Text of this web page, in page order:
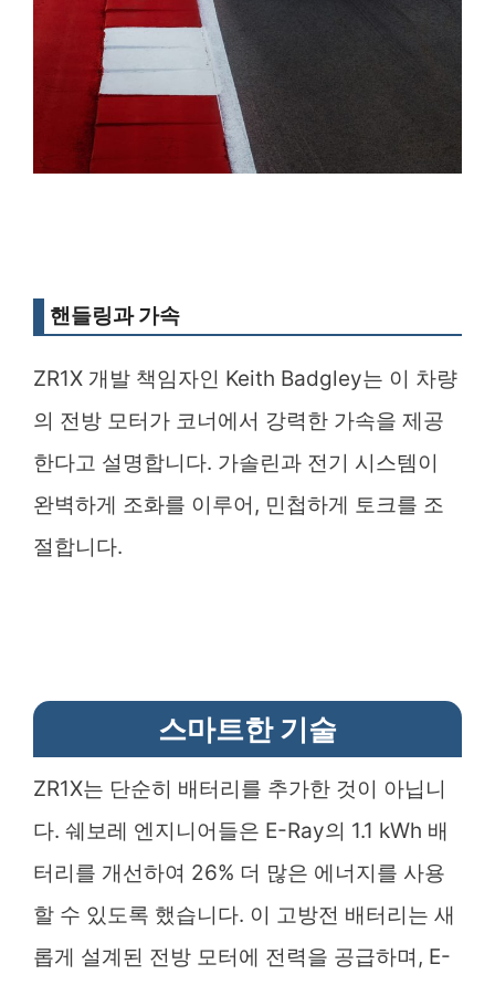
핸들링과 가속
ZR1X 개발 책임자인 Keith Badgley는 이 차량
의 전방 모터가 코너에서 강력한 가속을 제공
한다고 설명합니다. 가솔린과 전기 시스템이
완벽하게 조화를 이루어, 민첩하게 토크를 조
절합니다.
스마트한 기술
ZR1X는 단순히 배터리를 추가한 것이 아닙니
다. 쉐보레 엔지니어들은 E-Ray의 1.1 kWh 배
터리를 개선하여 26% 더 많은 에너지를 사용
할 수 있도록 했습니다. 이 고방전 배터리는 새
롭게 설계된 전방 모터에 전력을 공급하며, E-